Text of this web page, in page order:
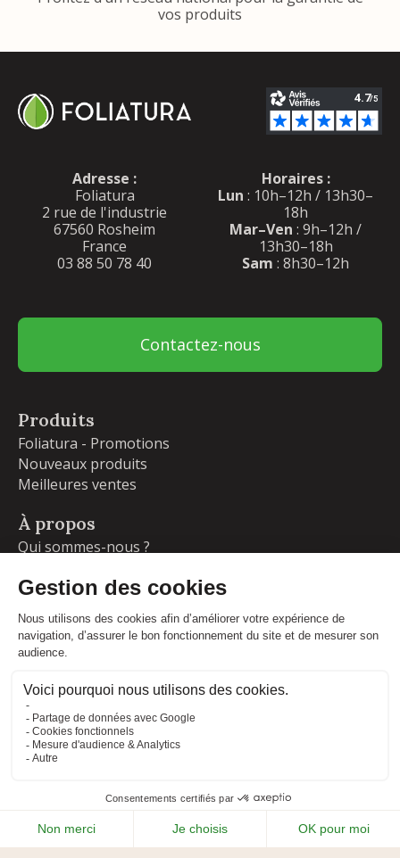
vos produits
Adresse :
Foliatura
2 rue de l'industrie
67560 Rosheim
France
03 88 50 78 40
Horaires :
Lun : 10h–12h / 13h30–
18h
Mar–Ven : 9h–12h /
13h30–18h
Sam : 8h30–12h
Contactez-nous
Produits
Foliatura - Promotions
Nouveaux produits
Meilleures ventes
À propos
Qui sommes-nous ?
Livraisons et retours
Blog
Votre compte
Commandes
Adresses
CONDITIONS GÉNÉRALES DE VENTE
POLITIQUE DE CONFIDENTIALITÉ
PLAN DU SITE